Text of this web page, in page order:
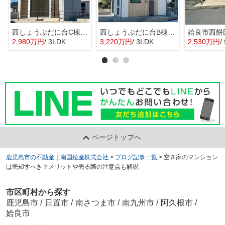
2,980万円/ 3LDK
3,220万円/ 3LDK
姶良市西
2,530万円/
ページトップへ
鹿児島市の不動産｜南国殖産株式会社 > ブログ記事一覧 > 空き家のマンション
は売却すべき？メリットや売る際の注意点も解説
市区町村から探す
鹿児島市 / 日置市 / 南さつま市 / 南九州市 / 阿久根市 /
姶良市